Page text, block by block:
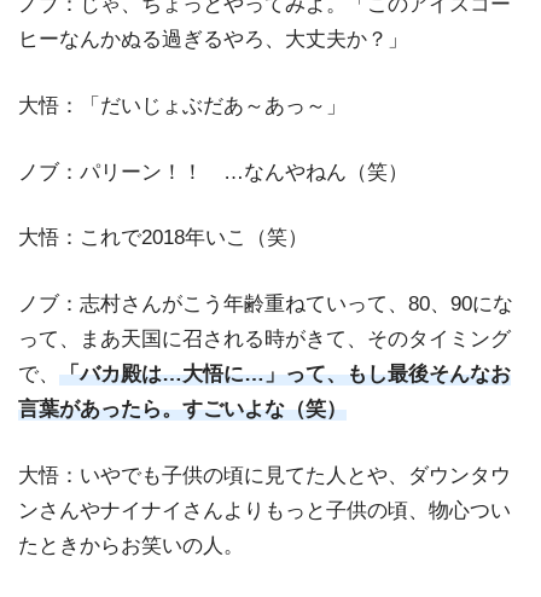
ノブ：じゃ、ちょっとやってみよ。「このアイスコー
ヒーなんかぬる過ぎるやろ、大丈夫か？」
大悟：「だいじょぶだあ～あっ～」
ノブ：パリーン！！ …なんやねん（笑）
大悟：これで2018年いこ（笑）
ノブ：志村さんがこう年齢重ねていって、80、90にな
って、まあ天国に召される時がきて、そのタイミング
で、 「バカ殿は…大悟に…」って、もし最後そんなお
言葉があったら。すごいよな（笑）
大悟：いやでも子供の頃に見てた人とや、ダウンタウ
ンさんやナイナイさんよりもっと子供の頃、物心つい
たときからお笑いの人。